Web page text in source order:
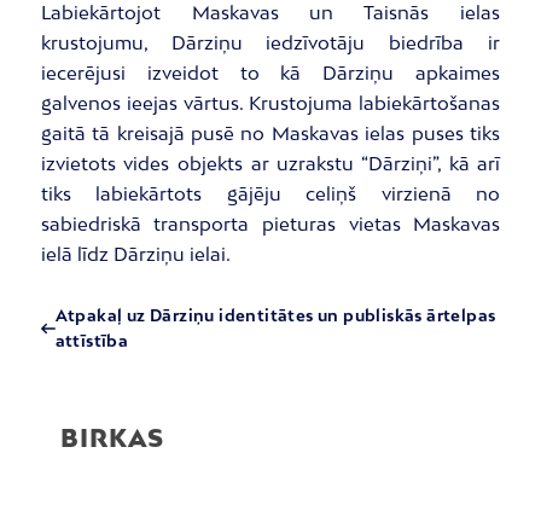
Labiekārtojot Maskavas un Taisnās ielas
krustojumu, Dārziņu iedzīvotāju biedrība ir
iecerējusi izveidot to kā Dārziņu apkaimes
galvenos ieejas vārtus. Krustojuma labiekārtošanas
gaitā tā kreisajā pusē no Maskavas ielas puses tiks
izvietots vides objekts ar uzrakstu “Dārziņi”, kā arī
tiks labiekārtots gājēju celiņš virzienā no
sabiedriskā transporta pieturas vietas Maskavas
ielā līdz Dārziņu ielai.
Atpakaļ uz Dārziņu identitātes un publiskās ārtelpas
attīstība
BIRKAS